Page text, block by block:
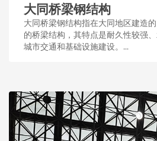
大同桥梁钢结构
大同桥梁钢结构指在大同地区建造
的桥梁结构，其特点是耐久性较强
城市交通和基础设施建设。...